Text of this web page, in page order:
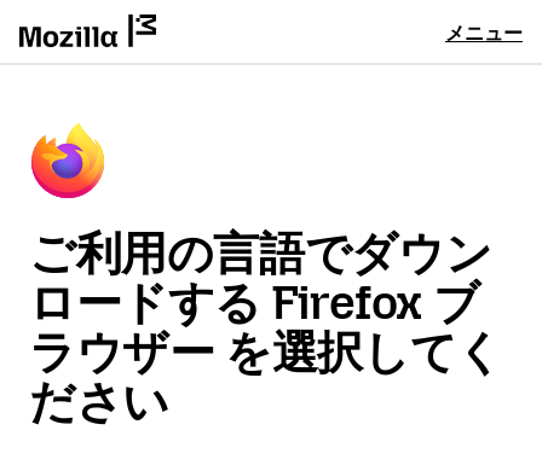
メニュー
ご利用の言語でダウン
ロードする Firefox ブ
ラウザー を選択してく
ださい